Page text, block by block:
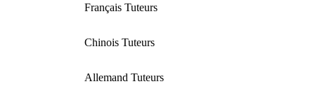
Français Tuteurs
Chinois Tuteurs
Allemand Tuteurs